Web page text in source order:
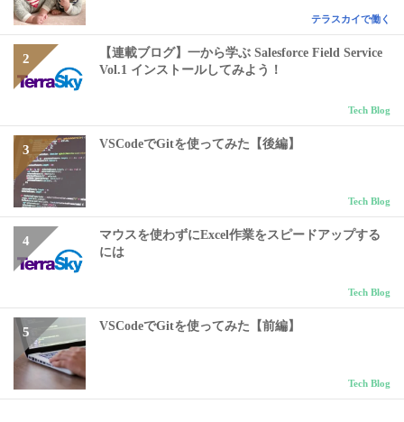
テラスカイで働く
【連載ブログ】一から学ぶ Salesforce Field Service
Vol.1 インストールしてみよう！
Tech Blog
VSCodeでGitを使ってみた【後編】
Tech Blog
マウスを使わずにExcel作業をスピードアップする
には
Tech Blog
VSCodeでGitを使ってみた【前編】
Tech Blog